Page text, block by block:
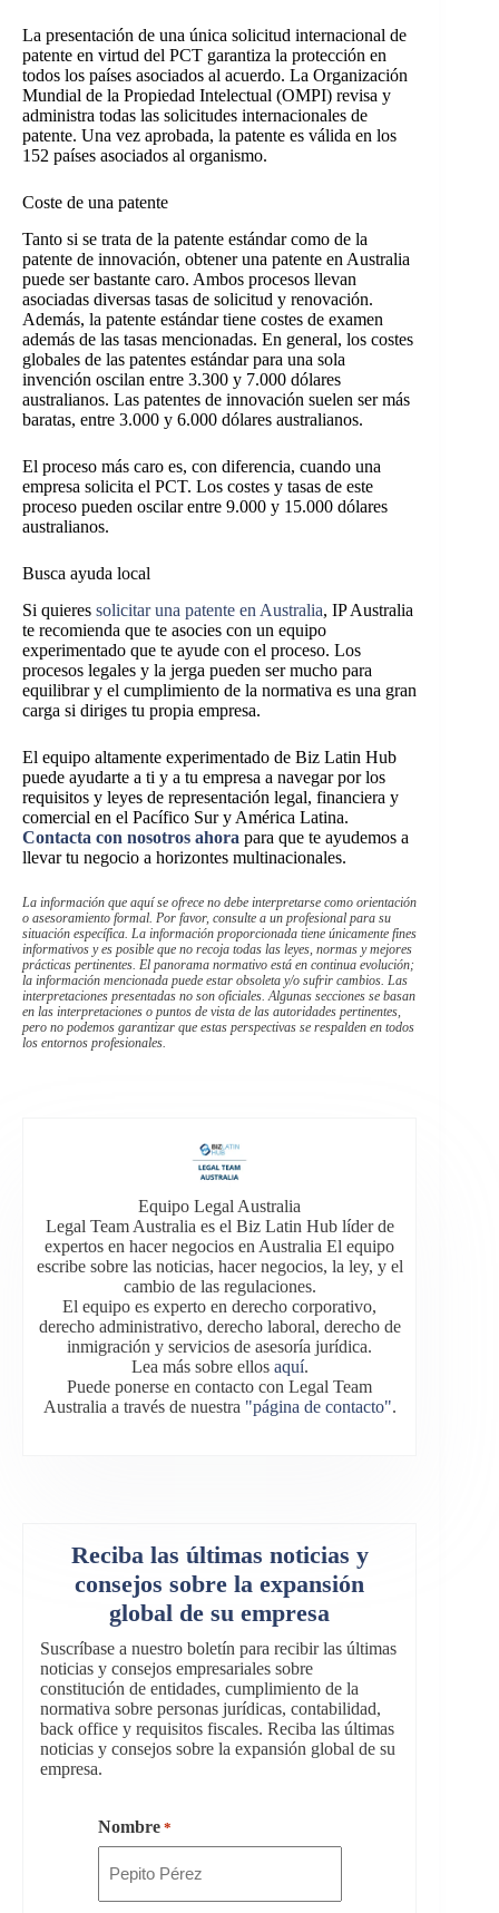
La presentación de una única solicitud internacional de
patente en virtud del PCT garantiza la protección en
todos los países asociados al acuerdo. La Organización
Mundial de la Propiedad Intelectual (OMPI) revisa y
administra todas las solicitudes internacionales de
patente. Una vez aprobada, la patente es válida en los
152 países asociados al organismo.
Coste de una patente
Tanto si se trata de la patente estándar como de la
patente de innovación, obtener una patente en Australia
puede ser bastante caro. Ambos procesos llevan
asociadas diversas tasas de solicitud y renovación.
Además, la patente estándar tiene costes de examen
además de las tasas mencionadas. En general, los costes
globales de las patentes estándar para una sola
invención oscilan entre 3.300 y 7.000 dólares
australianos. Las patentes de innovación suelen ser más
baratas, entre 3.000 y 6.000 dólares australianos.
El proceso más caro es, con diferencia, cuando una
empresa solicita el PCT. Los costes y tasas de este
proceso pueden oscilar entre 9.000 y 15.000 dólares
australianos.
Busca ayuda local
Si quieres solicitar una patente en Australia, IP Australia
te recomienda que te asocies con un equipo
experimentado que te ayude con el proceso. Los
procesos legales y la jerga pueden ser mucho para
equilibrar y el cumplimiento de la normativa es una gran
carga si diriges tu propia empresa.
El equipo altamente experimentado de Biz Latin Hub
puede ayudarte a ti y a tu empresa a navegar por los
requisitos y leyes de representación legal, financiera y
comercial en el Pacífico Sur y América Latina.
Contacta con nosotros ahora para que te ayudemos a
llevar tu negocio a horizontes multinacionales.
La información que aquí se ofrece no debe interpretarse como orientación
o asesoramiento formal. Por favor, consulte a un profesional para su
situación específica. La información proporcionada tiene únicamente fines
informativos y es posible que no recoja todas las leyes, normas y mejores
prácticas pertinentes. El panorama normativo está en continua evolución;
la información mencionada puede estar obsoleta y/o sufrir cambios. Las
interpretaciones presentadas no son oficiales. Algunas secciones se basan
en las interpretaciones o puntos de vista de las autoridades pertinentes,
pero no podemos garantizar que estas perspectivas se respalden en todos
los entornos profesionales.
Equipo Legal Australia
Legal Team Australia es el Biz Latin Hub líder de
expertos en hacer negocios en Australia El equipo
escribe sobre las noticias, hacer negocios, la ley, y el
cambio de las regulaciones.
El equipo es experto en derecho corporativo,
derecho administrativo, derecho laboral, derecho de
inmigración y servicios de asesoría jurídica.
Lea más sobre ellos aquí.
Puede ponerse en contacto con Legal Team
Australia a través de nuestra "página de contacto".
Reciba las últimas noticias y
consejos sobre la expansión
global de su empresa
Suscríbase a nuestro boletín para recibir las últimas
noticias y consejos empresariales sobre
constitución de entidades, cumplimiento de la
normativa sobre personas jurídicas, contabilidad,
back office y requisitos fiscales. Reciba las últimas
noticias y consejos sobre la expansión global de su
empresa.
Nombre *